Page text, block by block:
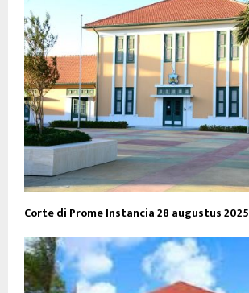
Corte di Prome Instancia 28 augustus 2025